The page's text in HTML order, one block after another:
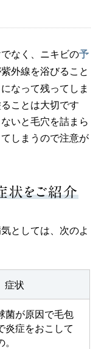
なく、ニキビの予
外線を浴びること
なって残ってしま
ことは大切です
いと毛穴を詰まら
しまうので注意が
状をご紹介
としては、次のよ
症状
菌が原因で毛包
炎症をおこして